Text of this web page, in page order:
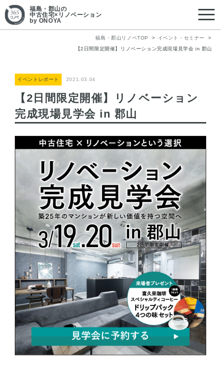
福島・郡山の
中古住宅×リノベーション
by ONOYA
福島・郡山リノベTOP
イベント・セミナー
【2日間限定開催】リノベーション完成現場見学会 in 郡山
イベントレポート 2021.03.04
【2日間限定開催】リノベーション
完成現場見学会 in 郡山